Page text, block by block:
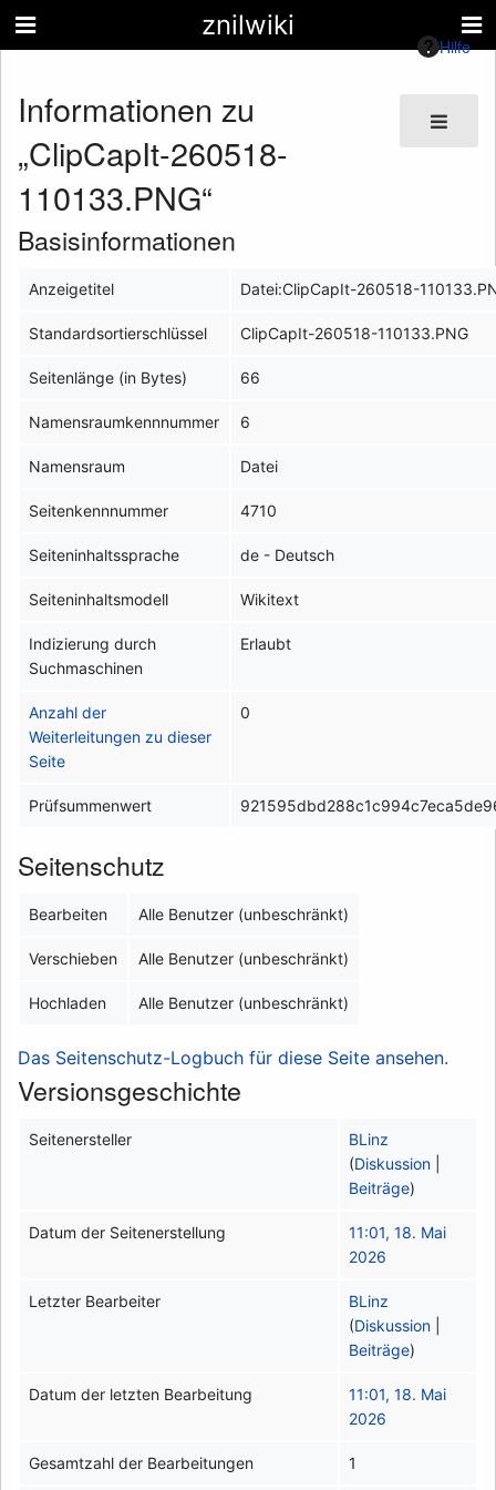
znilwiki
Hilfe
Informationen zu
„ClipCapIt-260518-
110133.PNG“
Basisinformationen
Anzeigetitel Datei:ClipCapIt-260518-
Standardsortierschlüssel ClipCapIt-260518-110133.PNG
Seitenlänge (in Bytes) 66
Namensraumkennnummer 6
Namensraum Datei
Seitenkennnummer 4710
Seiteninhaltssprache de - Deutsch
Seiteninhaltsmodell Wikitext
Indizierung durch
Suchmaschinen
Erlaubt
Anzahl der
Weiterleitungen zu dieser
Seite
0
Prüfsummenwert
Seitenschutz
Bearbeiten Alle Benutzer (unbeschränkt)
Verschieben Alle Benutzer (unbeschränkt)
Hochladen Alle Benutzer (unbeschränkt)
Das Seitenschutz-Logbuch für diese Seite ansehen.
Versionsgeschichte
Seitenersteller
BLinz
(Diskussion
Beiträge)
Datum der Seitenerstellung
11:01, 18. Mai
2026
Letzter Bearbeiter
BLinz
(Diskussion
Beiträge)
Datum der letzten Bearbeitung
11:01, 18. Mai
2026
Gesamtzahl der Bearbeitungen 1